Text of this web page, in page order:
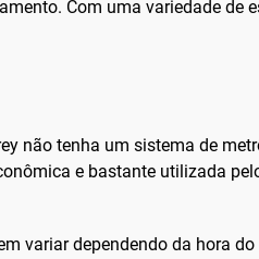
Com uma variedade de
não tenha um sistema de
e bastante utilizada
variar dependendo da hora do